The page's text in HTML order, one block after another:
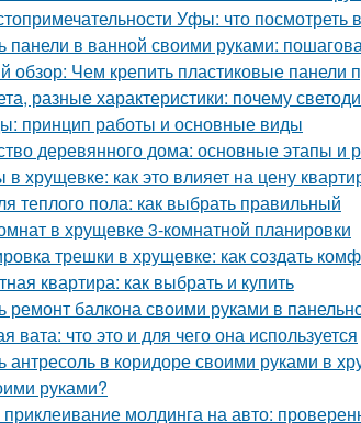
Уфы: что посмотреть
панели в ванной своими руками:
обзор: Чем крепить пластиковые панели
разные характеристики: почему
принцип работы и основные виды
деревянного дома: основные этапы и
хрущевке: как это влияет на цену
теплого пола: как выбрать правильный
в хрущевке 3-комнатной планировки
трешки в хрущевке: как создать
квартира: как выбрать и купить
ремонт балкона своими руками в
вата: что это и для чего она используется
антресоль в коридоре своими руками в
руками?
молдинга на авто: